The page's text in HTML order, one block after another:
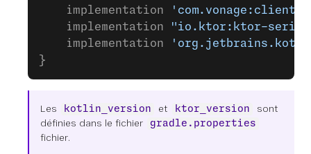
    implementation
    implementation
"io.ktor:ktor-
    implementation
}
Les kotlin_version et ktor_version
sont
définies dans le fichier
gradle.properties
fichier.